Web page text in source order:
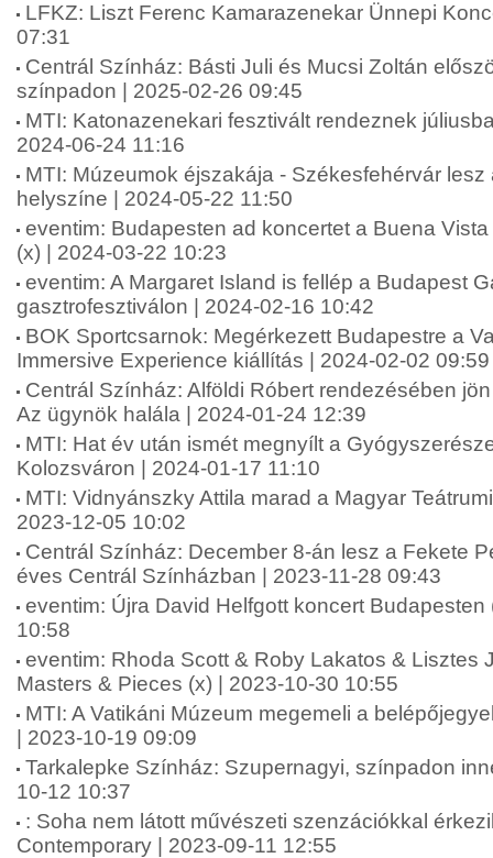
LFKZ: Liszt Ferenc Kamarazenekar Ünnepi
07:31
Centrál Színház: Básti Juli és Mucsi Zoltán
színpadon | 2025-02-26 09:45
MTI: Katonazenekari fesztivált rendeznek
2024-06-24 11:16
MTI: Múzeumok éjszakája - Székesfehérvár
helyszíne | 2024-05-22 11:50
eventim: Budapesten ad koncertet a Buena
(x) | 2024-03-22 10:23
eventim: A Margaret Island is fellép a Budapest
gasztrofesztiválon | 2024-02-16 10:42
BOK Sportcsarnok: Megérkezett Budapestre a
Immersive Experience kiállítás | 2024-02-02 09:59
Centrál Színház: Alföldi Róbert rendezésében
Az ügynök halála | 2024-01-24 12:39
MTI: Hat év után ismét megnyílt a
Kolozsváron | 2024-01-17 11:10
MTI: Vidnyánszky Attila marad a Magyar
2023-12-05 10:02
Centrál Színház: December 8-án lesz a Fekete
éves Centrál Színházban | 2023-11-28 09:43
eventim: Újra David Helfgott koncert Budapesten
10:58
eventim: Rhoda Scott & Roby Lakatos & Lisztes
Masters & Pieces (x) | 2023-10-30 10:55
MTI: A Vatikáni Múzeum megemeli a
| 2023-10-19 09:09
Tarkalepke Színház: Szupernagyi, színpadon
10-12 10:37
: Soha nem látott művészeti szenzációkkal
Contemporary | 2023-09-11 12:55